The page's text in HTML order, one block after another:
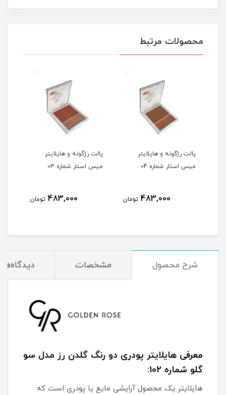
محصولات مرتبط
پالت رژگونه و هایلایتر
میس استار شماره 04
483,000 تومان
پالت رژگونه و هایلایتر
میس استار شماره 03
483,000 تومان
شرح محصول مشخصات دیدگاه‌ها
معرفی هایلایتر پودری دو رنگ گلدن رز مدل سو
گلو شماره 102:
هایلایتر یک محصول آرایشی مایع یا پودری است که